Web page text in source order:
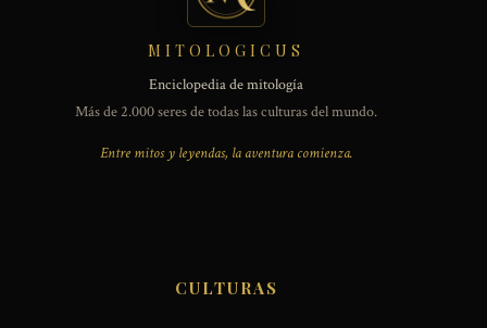
MITOLOGICUS
Enciclopedia de mitología
Más de 2.000 seres de todas las culturas del mundo.
Entre mitos y leyendas, la aventura comienza.
CULTURAS